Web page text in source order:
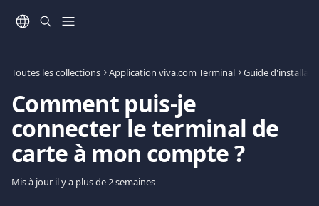
Toutes les collections Application viva.com Terminal Guide
Comment puis-je
connecter le terminal de
carte à mon compte ?
Mis à jour il y a plus de 2 semaines